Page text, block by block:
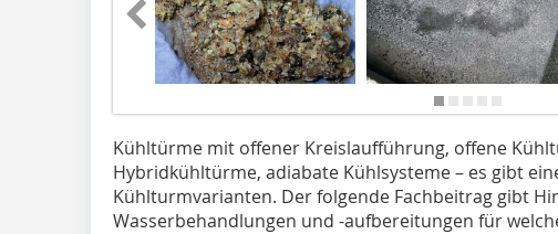
Kühltürme mit offener Kreislaufführung, offene
Hybridkühltürme, adiabate Kühlsysteme – es gibt
Kühlturmvarianten. Der folgende Fachbeitrag gibt
Wasserbehandlungen und -aufbereitungen für